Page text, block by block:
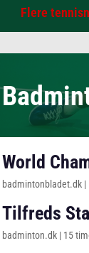
Flere
World
badmintonbladet.dk|
Tilfreds
badminton.dk| 15